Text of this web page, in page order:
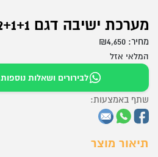
מערכת ישיבה דגם LENA 2+1+1
מחיר: ₪4,650
המלאי אזל
לבירורים ושאלות נוספות
תיאור מוצר
שתף באמצעות: